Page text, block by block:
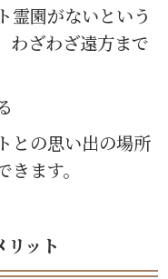
霊園がないという
わざわざ遠方まで
との思い出の場所
ます。
リット